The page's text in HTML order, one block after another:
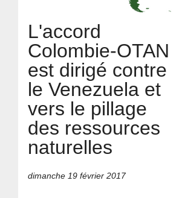
L'accord
Colombie-OTAN
est dirigé contre
le Venezuela et
vers le pillage
des ressources
naturelles
dimanche 19 février 2017